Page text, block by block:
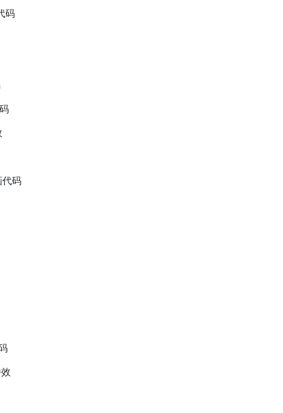
码
代码